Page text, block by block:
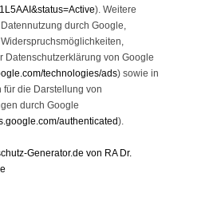
). Weitere
durch Google,
Datenschutzerklärung von Google
technologies/ads) sowie in
die Darstellung von
durch Google
authenticated).
Generator.de von RA Dr.